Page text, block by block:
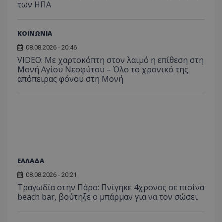
των ΗΠΑ
ΚΟΙΝΩΝΙΑ
08.08.2026 - 20:46
VIDEO: Με χαρτοκόπτη στον λαιμό η επίθεση στη
Μονή Αγίου Νεοφύτου – Όλο το χρονικό της
απόπειρας φόνου στη Μονή
ΕΛΛΑΔΑ
08.08.2026 - 20:21
Τραγωδία στην Πάρο: Πνίγηκε 4χρονος σε πισίνα
beach bar, βούτηξε ο μπάρμαν για να τον σώσει
ASP.NET_SessionId
VISITOR_PRIVACY_METADATA
YouTube
.youtube.com